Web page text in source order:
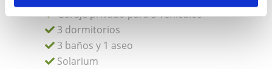
Garaje privado para 3 vehículos
3 dormitorios
3 baños y 1 aseo
Solarium